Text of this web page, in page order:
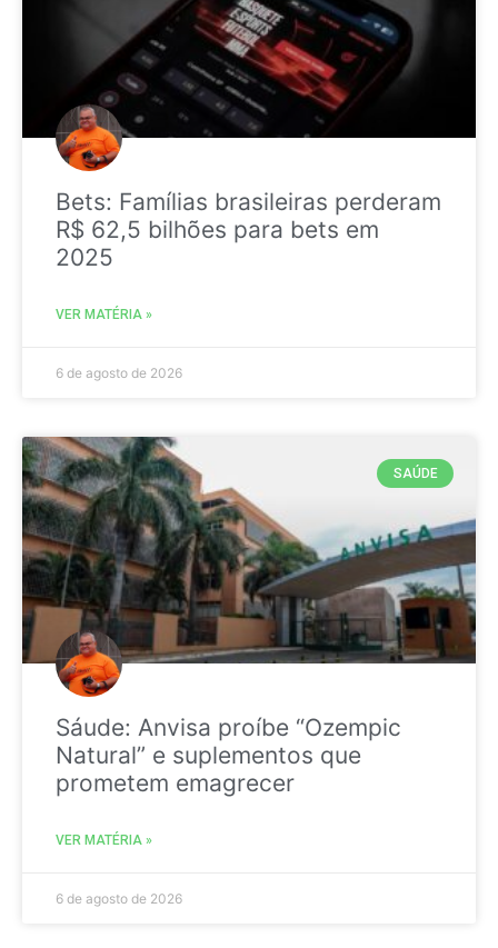
Bets: Famílias brasileiras perderam
R$ 62,5 bilhões para bets em
2025
VER MATÉRIA »
6 de agosto de 2026
SAÚDE
Sáude: Anvisa proíbe “Ozempic
Natural” e suplementos que
prometem emagrecer
VER MATÉRIA »
6 de agosto de 2026